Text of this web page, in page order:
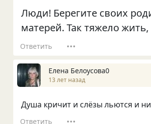
Люди! Берегите своих
матерей. Так тяжело
Ответить
Елена Белоусова0
13 лет назад
Душа кричит и слёзы льются и
Ответить